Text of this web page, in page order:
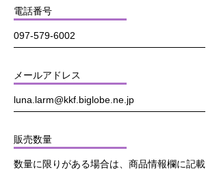
電話番号
097-579-6002
メールアドレス
luna.larm@kkf.biglobe.ne.jp
販売数量
数量に限りがある場合は、商品情報欄に記載